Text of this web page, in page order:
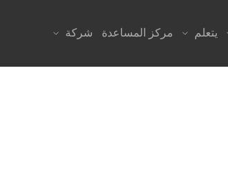
يتعلم مركز المساعدة شركة